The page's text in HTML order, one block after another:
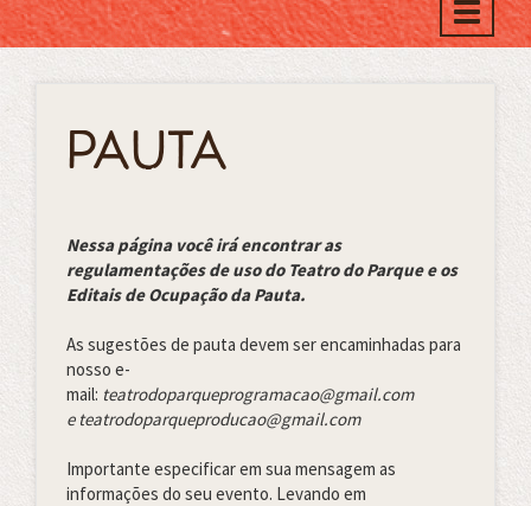
Toggle
PAUTA
Nessa página você irá encontrar as
regulamentações de uso do Teatro do Parque e os
Editais de Ocupação da Pauta.
As sugestões de pauta devem ser encaminhadas para
nosso e-
mail: teatrodoparqueprogramacao@gmail.com
e teatrodoparqueproducao@gmail.com
Importante especificar em sua mensagem as
informações do seu evento. Levando em